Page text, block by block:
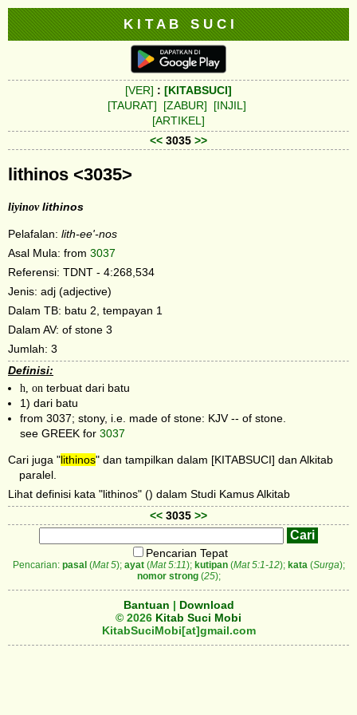
K I T A B S U C I
[VER] : [KITABSUCI]
[TAURAT]
[ZABUR]
[INJIL]
[ARTIKEL]
<< 3035 >>
lithinos <3035>
liyinovlithinos
Pelafalan: lith-ee'-nos
Asal Mula: from 3037
Referensi: TDNT - 4:268,534
Jenis: adj (adjective)
Dalam TB: batu 2, tempayan 1
Dalam AV: of stone 3
Jumlah: 3
Definisi:
h, on terbuat dari batu
1) dari batu
from 3037; stony, i.e. made of stone: KJV -- of stone.
see GREEK for 3037
Cari juga "lithinos" dan tampilkan dalam [KITABSUCI] dan Alkitab
paralel.
Lihat definisi kata "lithinos" () dalam Studi Kamus Alkitab
<< 3035 >>
Pencarian Tepat
Pencarian: pasal (Mat 5); ayat(Mat 5:11); kutipan(Mat 5:1-12); kata(Surga);
nomor strong(25);
Bantuan | Download
© 2026 Kitab Suci Mobi
KitabSuciMobi[at]gmail.com